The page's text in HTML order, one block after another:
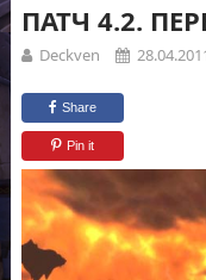
ПАТЧ 4.2.
Deckven
Share
Pin it